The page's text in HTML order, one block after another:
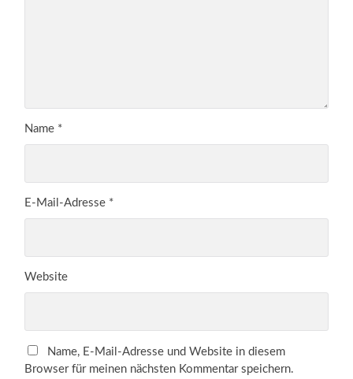
Name *
E-Mail-Adresse *
Website
Name, E-Mail-Adresse und Website in diesem
Browser für meinen nächsten Kommentar speichern.